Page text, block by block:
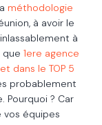
méthodologie
à avoir le
à
que 1ere agence
dans le TOP 5
probablement
Pourquoi ? Car
équipes